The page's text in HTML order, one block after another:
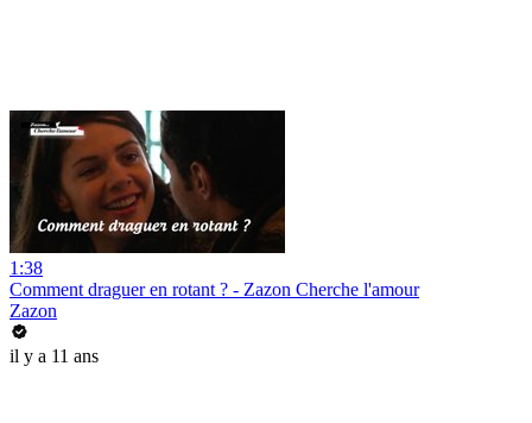
1:38
Comment draguer en rotant ? - Zazon Cherche l'amour
Zazon
il y a 11 ans